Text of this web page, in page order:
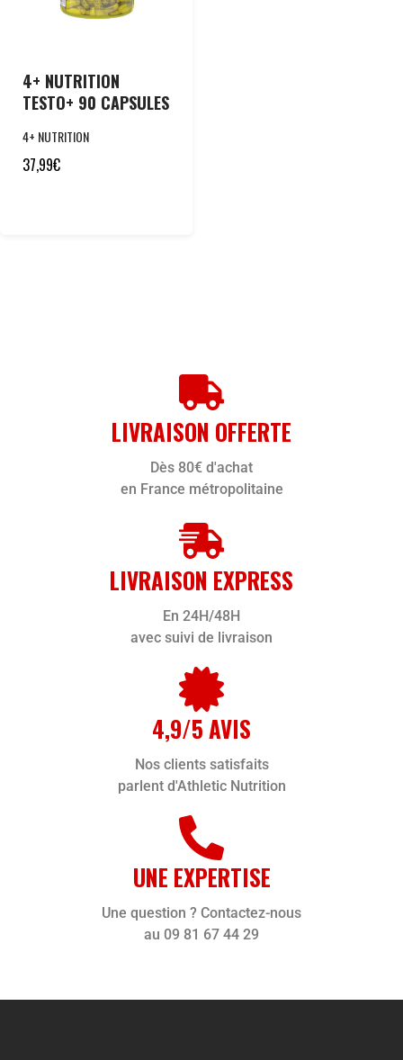
4+ NUTRITION
TESTO+ 90 CAPSULES
4+ NUTRITION
37,99€
LIVRAISON OFFERTE
Dès 80€ d'achat
en France métropolitaine
LIVRAISON EXPRESS
En 24H/48H
avec suivi de livraison
4,9/5 AVIS
Nos clients satisfaits
parlent d'Athletic Nutrition
UNE EXPERTISE
Une question ? Contactez-nous
au 09 81 67 44 29